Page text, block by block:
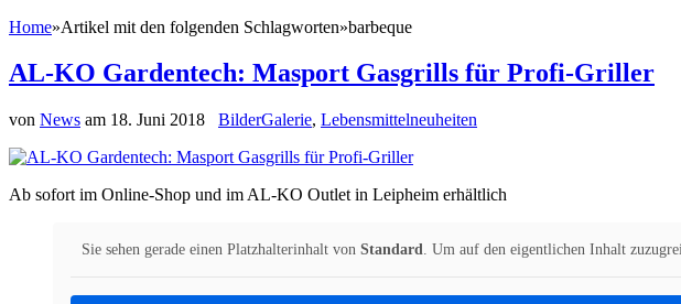
Home»Artikel mit den folgenden Schlagworten»barbeque
AL-KO Gardentech: Masport Gasgrills für Profi-Griller
von News am 18. Juni 2018 BilderGalerie, Lebensmittelneuheiten
Ab sofort im Online-Shop und im AL-KO Outlet in Leipheim erhältlich
Sie sehen gerade einen Platzhalterinhalt von Standard. Um auf den eigentlichen Inhalt